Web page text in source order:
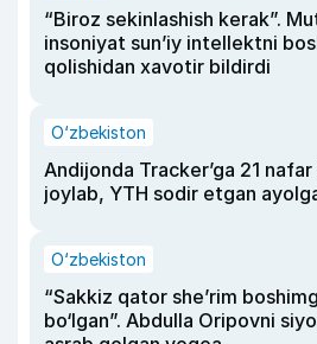
“Biroz sekinlashish kerak”.
insoniyat sun’iy intellektni
qolishidan xavotir bildirdi
O‘zbekiston
Andijonda Tracker’ga 21
joylab, YTH sodir etgan
O‘zbekiston
“Sakkiz qator she’rim
bo‘lgan”. Abdulla Oripovni